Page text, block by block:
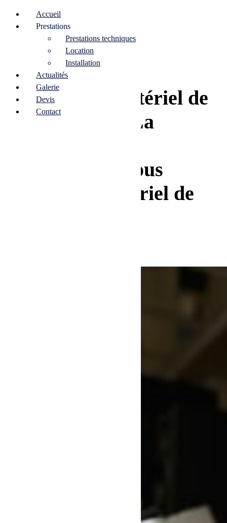
Location de matériel de
sonorisation à La
professionnel vous
fournit un matériel de
Accueil
Prestations
Prestations techniques
Location
Installation
Actualités
Galerie
Devis
Contact